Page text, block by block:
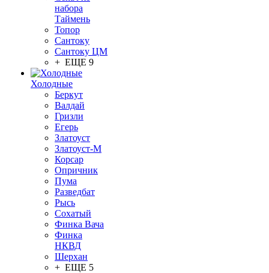
набора
Таймень
Топор
Сантоку
Сантоку ЦМ
+ ЕЩЕ 9
Холодные
Беркут
Валдай
Гризли
Егерь
Златоуст
Златоуст-М
Корсар
Опричник
Пума
Разведбат
Рысь
Сохатый
Финка Вача
Финка
НКВД
Шерхан
+ ЕЩЕ 5